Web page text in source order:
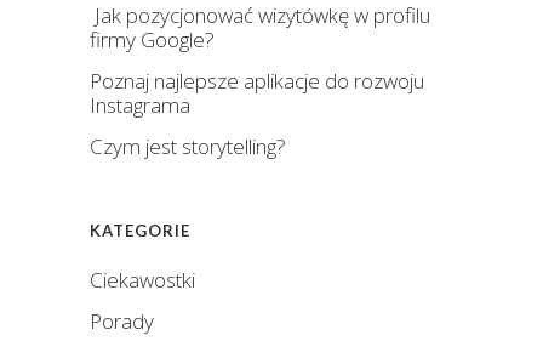
Jak pozycjonować wizytówkę w profilu
firmy Google?
Poznaj najlepsze aplikacje do rozwoju
Instagrama
Czym jest storytelling?
KATEGORIE
Ciekawostki
Porady